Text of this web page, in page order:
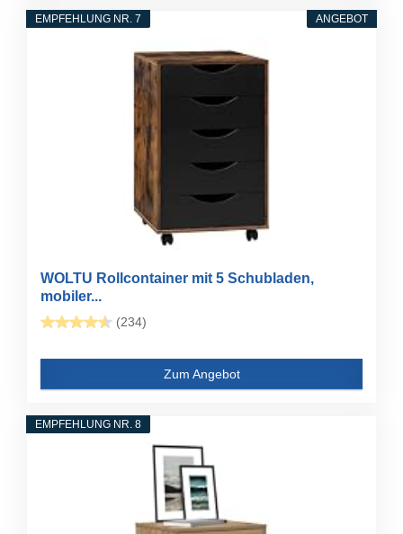
ANGEBOT
EMPFEHLUNG NR. 7
WOLTU Rollcontainer mit 5 Schubladen,
mobiler...
(234)
Zum Angebot
EMPFEHLUNG NR. 8